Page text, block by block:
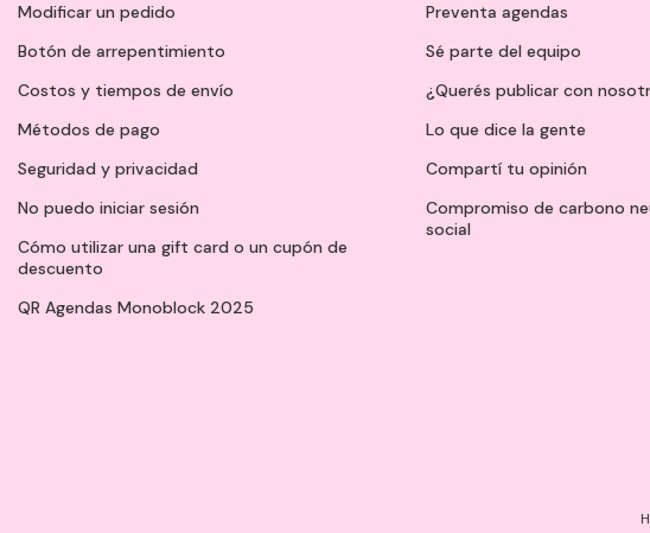
Modificar un pedido
Botón de arrepentimiento
Costos y tiempos de envío
Métodos de pago
Seguridad y privacidad
No puedo iniciar sesión
Cómo utilizar una gift card o un cupón de
descuento
QR Agendas Monoblock 2025
Preventa agendas
Sé parte del equipo
¿Querés publicar con
Lo que dice la gente
Compartí tu opinión
Compromiso de carbono
social